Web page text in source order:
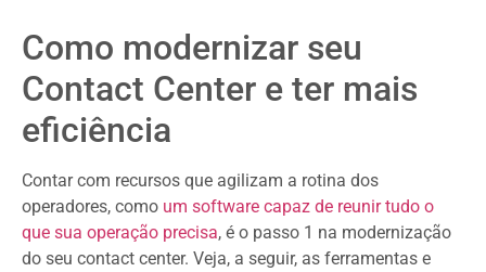
Como modernizar seu
Contact Center e ter mais
eficiência
Contar com recursos que agilizam a rotina dos
operadores, como um software capaz de reunir tudo o
que sua operação precisa, é o passo 1 na modernização
do seu contact center. Veja, a seguir, as ferramentas e